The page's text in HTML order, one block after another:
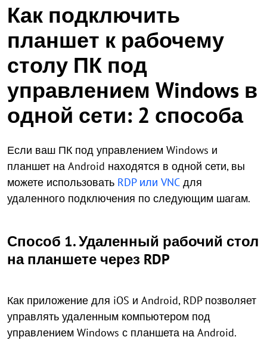
Как подключить
планшет к рабочему
столу ПК под
управлением Windows в
одной сети: 2 способа
Если ваш ПК под управлением Windows и
планшет на Android находятся в одной сети, вы
можете использовать RDP или VNC для
удаленного подключения по следующим шагам.
Способ 1. Удаленный рабочий стол
на планшете через RDP
Как приложение для iOS и Android, RDP позволяет
управлять удаленным компьютером под
управлением Windows с планшета на Android.